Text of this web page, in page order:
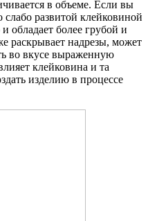
в объеме. Если вы
слабо развитой клейковиной
обладает более грубой и
раскрывает надрезы, может
во вкусе выраженную
клейковина и та
изделию в процессе